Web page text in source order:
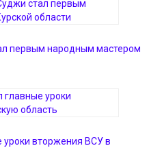
первым народным мастером
уроки вторжения ВСУ в